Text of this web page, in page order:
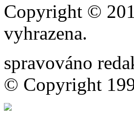
Copyright ©
vyhrazena.
spravováno
© Copyright